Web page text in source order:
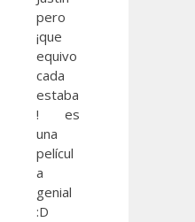
pero
¡que
equivo
cada
estaba
! es
una
películ
a
genial
:D